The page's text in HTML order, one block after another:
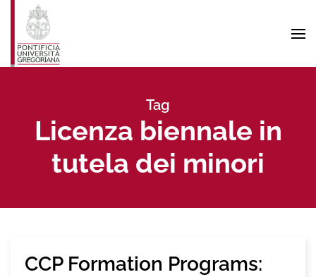
Skip to main content
Tag
Licenza biennale in
tutela dei minori
CCP Formation Programs: